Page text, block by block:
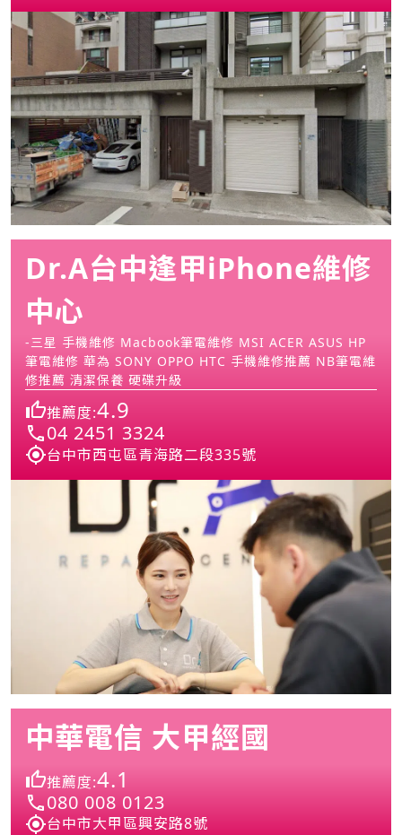
Dr.A台中逢甲iPhone維修
中心
-三星 手機維修 Macbook筆電維修 MSI ACER ASUS HP
筆電維修 華為 SONY OPPO HTC 手機維修推薦 NB筆電維
修推薦 清潔保養 硬碟升級
推薦度:4.9
04 2451 3324
台中市西屯區青海路二段335號
中華電信 大甲經國
推薦度:4.1
080 008 0123
台中市大甲區興安路8號